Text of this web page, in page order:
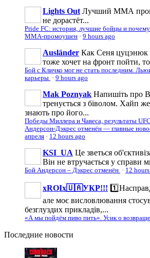
Lights Out Лучший ММА
не дорастёт...
Pride FC: история, лучшие бойцы и
ММА-промоушен · 9 hours ago
Ausländer Как Сеня цуцэнюк
тоже хочет на фронт пойти,
Бой с Кличко мог не стать последним.
карьеры · 9 hours ago
Mak Poznyak Напишіть про
тренується з біволом. Хайп
знають про його...
Победы Миллера и Чавеса, результаты
Андерсон-Дэкрес отменён — главные
апреля · 12 hours ago
KSI_UA Це зветься
Він не втручається у справи
Бой Андерсон – Дэкрес отменён · 12
xROIx🇺🇦УКР!!!
але моє висловлювання
безглуздих прикладів,...
«А мы пойдём пиво пить». Усик о
Последние новости